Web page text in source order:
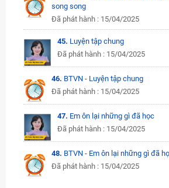
song song
Đã phát hành : 15/04/2025
45. Luyện tập chung
Đã phát hành : 15/04/2025
46. BTVN - Luyện tập chung
Đã phát hành : 15/04/2025
47. Em ôn lại những gì đã học
Đã phát hành : 15/04/2025
48. BTVN - Em ôn lại những gì đã
Đã phát hành : 15/04/2025